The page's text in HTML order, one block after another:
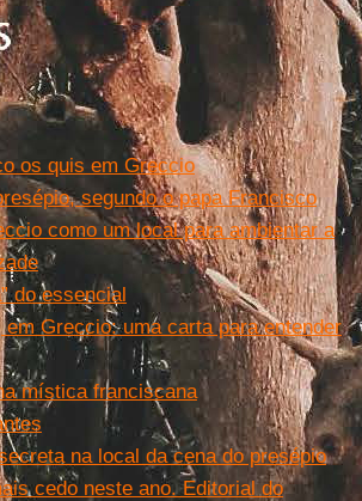
os quis em Greccio
segundo o papa Francisco
como um local para ambientar a
do essencial
Greccio: uma carta para entender
mística franciscana
na local da cena do presépio
cedo neste ano. Editorial do